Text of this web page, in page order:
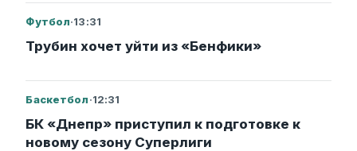
Футбол·13:31
Трубин хочет уйти из «Бенфики»
Баскетбол·12:31
БК «Днепр» приступил к подготовке к
новому сезону Суперлиги